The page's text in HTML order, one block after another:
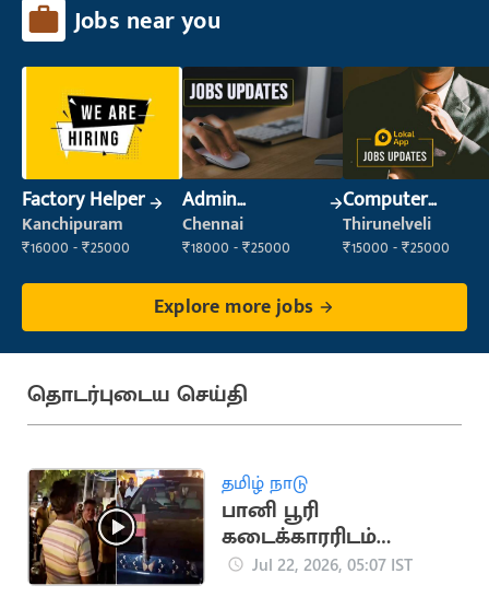
Jobs near you
Factory Helper
Kanchipuram
₹16000 - ₹25000
Admin
Supervisor
Chennai
₹18000 - ₹25000
Computer
Operator
Thirunelveli
₹15000 - ₹25000
Explore more jobs
தொடர்புடைய செய்தி
தமிழ் நாடு
பானி பூரி
கடைக்காரரிடம்
தகராறு செய்த 4
Jul 22, 2026, 05:07 IST